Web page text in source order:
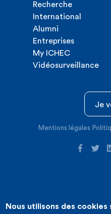
Recherche
International
Alumni
Entreprises
My ICHEC
Vidéosurveillance
Je
Mentions légales
©2026 ICHEC |Création
Nous utilisons des